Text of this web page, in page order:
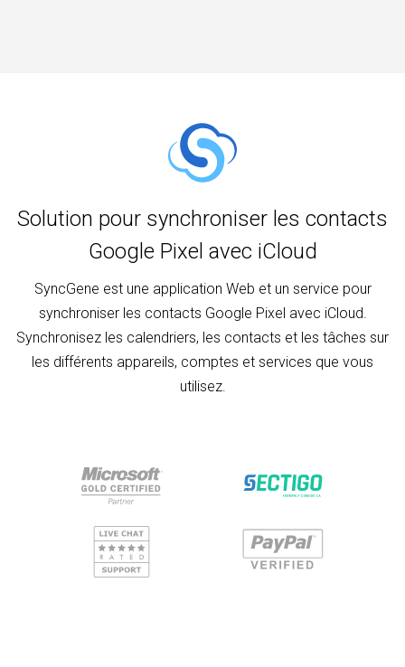
Solution pour synchroniser les contacts
Google Pixel avec iCloud
SyncGene est une application Web et un service pour
synchroniser les contacts Google Pixel avec iCloud.
Synchronisez les calendriers, les contacts et les tâches sur
les différents appareils, comptes et services que vous
utilisez.